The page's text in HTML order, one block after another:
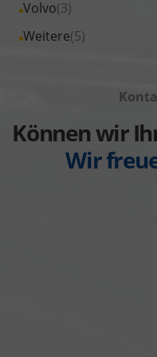
anzeigen
Toyota
anzeigen
Volkswagen
Volvo(3)
Alle
Fahrzeuge
Weitere(5)
Alle
anzeigen
Können wir
Wir